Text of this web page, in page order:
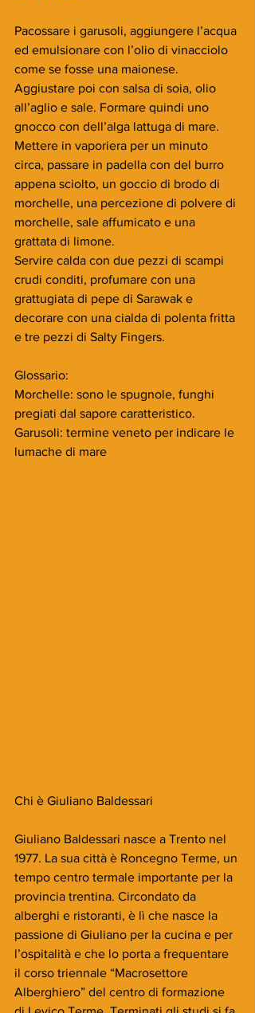
Pacossare i garusoli, aggiungere l’acqua
ed emulsionare con l’olio di vinacciolo
come se fosse una maionese.
Aggiustare poi con salsa di soia, olio
all’aglio e sale. Formare quindi uno
gnocco con dell’alga lattuga di mare.
Mettere in vaporiera per un minuto
circa, passare in padella con del burro
appena sciolto, un goccio di brodo di
morchelle, una percezione di polvere di
morchelle, sale affumicato e una
grattata di limone.
Servire calda con due pezzi di scampi
crudi conditi, profumare con una
grattugiata di pepe di Sarawak e
decorare con una cialda di polenta fritta
e tre pezzi di Salty Fingers.
Glossario:
Morchelle: sono le spugnole, funghi
pregiati dal sapore caratteristico.
Garusoli: termine veneto per indicare le
lumache di mare
Chi è Giuliano Baldessari
Giuliano Baldessari nasce a Trento nel
1977. La sua città è Roncegno Terme, un
tempo centro termale importante per la
provincia trentina. Circondato da
alberghi e ristoranti, è lì che nasce la
passione di Giuliano per la cucina e per
l’ospitalità e che lo porta a frequentare
il corso triennale “Macrosettore
Alberghiero” del centro di formazione